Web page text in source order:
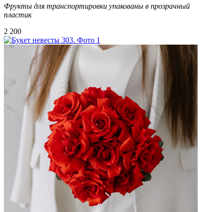
Фрукты для транспортировки упакованы в прозрачный
пластик
2 200